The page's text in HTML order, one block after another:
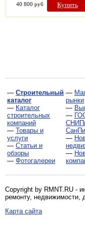
40 800 руб Купить
— Строительный
каталог
— Каталог
строительных
компаний
— Товары и
услуги
— Статьи и
обзоры
— Фотогалереи
—
рынки
—
—
—
—
Copyright by RMNT.RU -
ремонту, недвижимости,
Карта сайта